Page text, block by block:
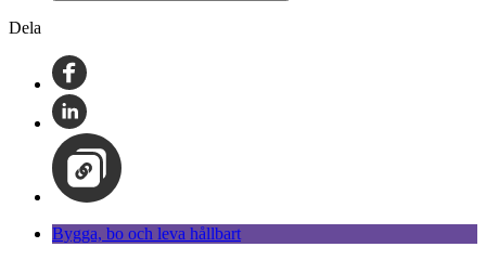
Dela
Bygga, bo och leva hållbart